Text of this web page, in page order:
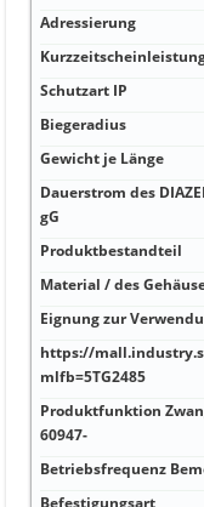
Adressierung
Schutzart IP
Biegeradius
Gewicht je Länge
Dauerstrom des
gG
Produktbestandteil
Material / des
Eignung zur
https://
mlfb=5TG2485
Produktfunktion
60947-
Betriebsfrequenz
Befestigungsart